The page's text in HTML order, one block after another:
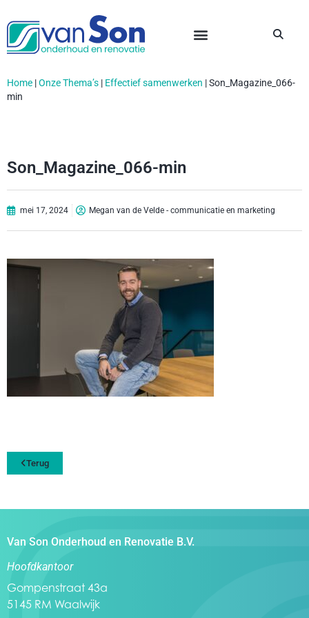
Home |Onze Thema’s | Effectief samenwerken |Son_Magazine_066-
min
Son_Magazine_066-min
mei 17, 2024 Megan van de Velde - communicatie en marketing
Terug
Van Son Onderhoud en Renovatie B.V.
Hoofdkantoor
Gompenstraat 43a
5145 RM Waalwijk